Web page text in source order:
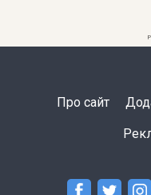
Про сайт